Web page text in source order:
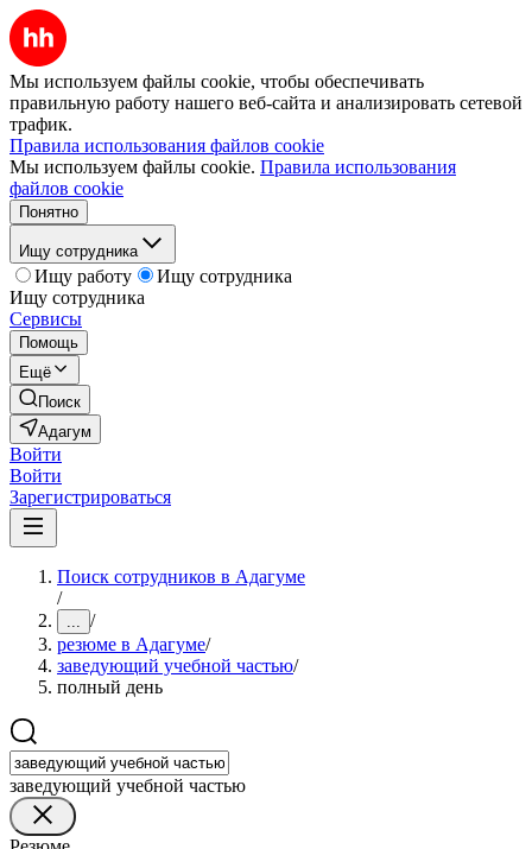
Мы используем файлы cookie, чтобы обеспечивать
правильную работу нашего веб-сайта и анализировать сетевой
трафик.
Правила использования файлов cookie
Мы используем файлы cookie. Правила использования
файлов cookie
Понятно
Ищу сотрудника
Ищу работу
Ищу сотрудника
Ищу сотрудника
Сервисы
Помощь
Ещё
Поиск
Адагум
Войти
Войти
Зарегистрироваться
Поиск сотрудников в Адагуме
/
... /
резюме в Адагуме/
заведующий учебной частью/
полный день
заведующий учебной частью